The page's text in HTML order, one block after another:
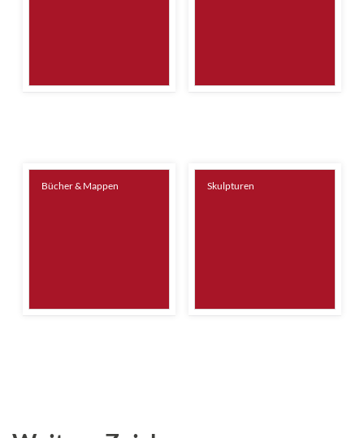
Bücher & Mappen Skulpturen